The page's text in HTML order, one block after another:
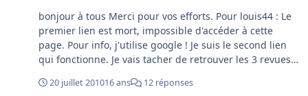
bonjour à tous Merci pour vos efforts. Pour louis44 : Le
premier lien est mort, impossible d'accéder à cette
page. Pour info, j'utilise google ! Je suis le second lien
qui fonctionne. Je vais tacher de retrouver les 3 revues (-
rotonde un musée La Vie Du Rail 2789- Longueau 1938
20 juillet 201016 ans 12 réponses